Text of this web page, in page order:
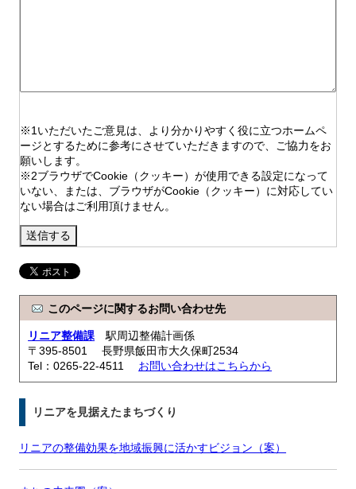
※1いただいたご意見は、より分かりやすく役に立つホームペ
ージとするために参考にさせていただきますので、ご協力をお
願いします。
※2ブラウザでCookie（クッキー）が使用できる設定になって
いない、または、ブラウザがCookie（クッキー）に対応してい
ない場合はご利用頂けません。
このページに関するお問い合わせ先
リニア整備課 駅周辺整備計画係
〒395-8501 長野県飯田市大久保町2534
Tel：0265-22-4511 お問い合わせはこちらから
リニアを見据えたまちづくり
リニアの整備効果を地域振興に活かすビジョン（案）